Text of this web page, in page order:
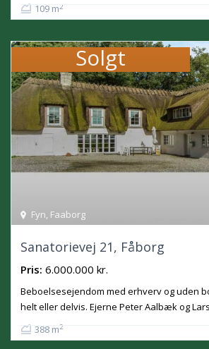
109 m2
Fyn, Faaborg
Solgt
Sanatorievej 21, Fåborg
Pris: 6.000.000 kr.
Beboelsesejendom med erhverv og uden
helt eller delvis. Ejerne Peter Aalbæk og
388 m2